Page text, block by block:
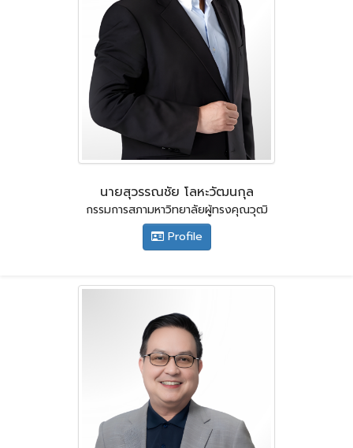
นายสุวรรณชัย โลหะวัฒนกุล
กรรมการสภามหาวิทยาลัยผู้ทรงคุณวุฒิ
Profile